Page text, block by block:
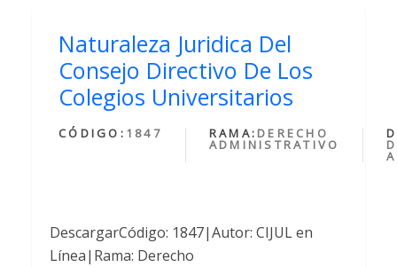
Naturaleza Juridica Del
Consejo Directivo De Los
Colegios Universitarios
CÓDIGO: 1847 RAMA: DERECHO
ADMINISTRATIVO
DescargarCódigo: 1847|Autor: CIJUL en
Línea|Rama: Derecho